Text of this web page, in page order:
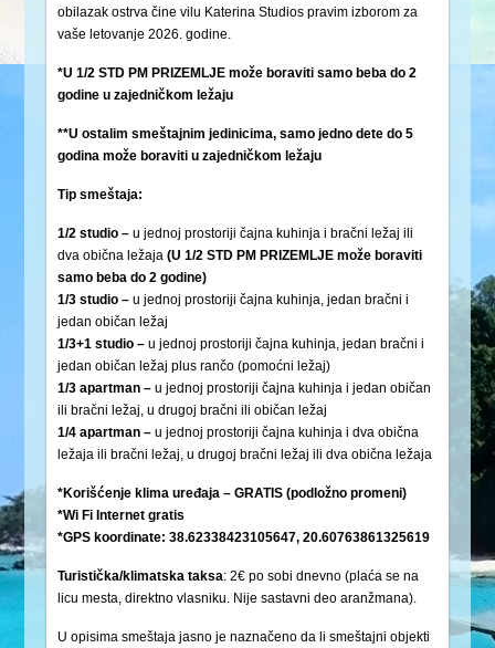
obilazak ostrva čine vilu Katerina Studios pravim izborom za
vaše letovanje 2026. godine.
*U 1/2 STD PM PRIZEMLJE može boraviti samo beba do 2
godine u zajedničkom ležaju
**U ostalim smeštajnim jedinicima, samo jedno dete do 5
godina može boraviti u zajedničkom ležaju
Tip smeštaja:
1/2 studio – u jednoj prostoriji čajna kuhinja i bračni ležaj ili
dva obična ležaja(U 1/2 STD PM PRIZEMLJE može boraviti
samo beba do 2 godine)
1/3 studio – u jednoj prostoriji čajna kuhinja, jedan bračni i
jedan običan ležaj
1/3+1 studio – u jednoj prostoriji čajna kuhinja, jedan bračni i
jedan običan ležaj plus rančo (pomoćni ležaj)
1/3 apartman – u jednoj prostoriji čajna kuhinja i jedan običan
ili bračni ležaj, u drugoj bračni ili običan ležaj
1/4 apartman – u jednoj prostoriji čajna kuhinja i dva obična
ležaja ili bračni ležaj, u drugoj bračni ležaj ili dva obična ležaja
*Korišćenje klima uređaja – GRATIS (podložno promeni)
*Wi Fi Internet gratis
*GPS koordinate: 38.62338423105647, 20.60763861325619
Turistička/klimatska taksa: 2€ po sobi dnevno (plaća se na
licu mesta, direktno vlasniku. Nije sastavni deo aranžmana).
U opisima smeštaja jasno je naznačeno da li smeštajni objekti